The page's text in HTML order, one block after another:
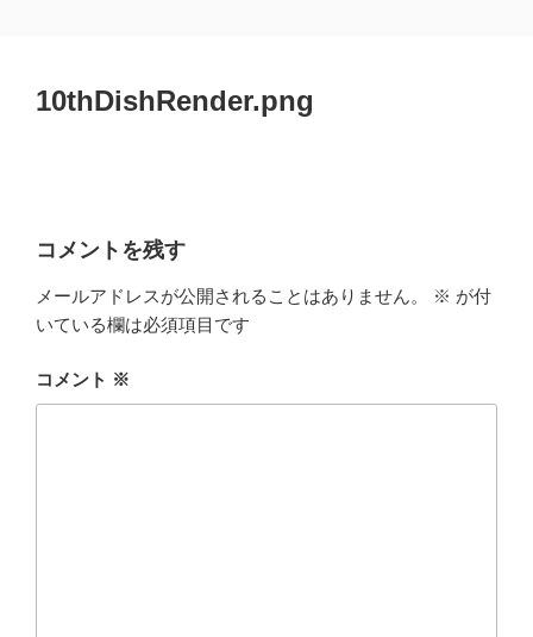
10thDishRender.png
コメントを残す
メールアドレスが公開されることはありません。 ※ が付
いている欄は必須項目です
コメント ※